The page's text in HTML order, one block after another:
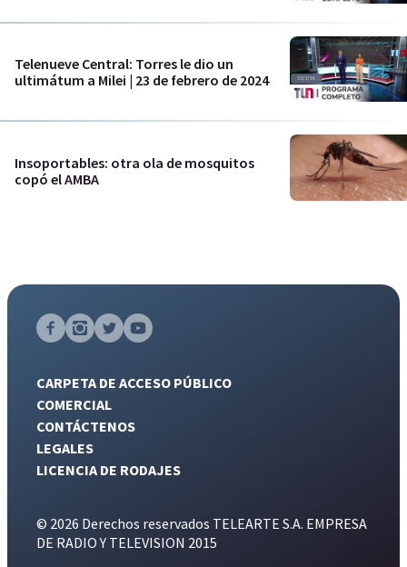
Telenueve Central: Torres le dio un
ultimátum a Milei | 23 de febrero de 2024
Insoportables: otra ola de mosquitos
copó el AMBA
CARPETA DE ACCESO PÚBLICO
COMERCIAL
CONTÁCTENOS
LEGALES
LICENCIA DE RODAJES
© 2026 Derechos reservados TELEARTE S.A. EMPRESA
DE RADIO Y TELEVISION 2015